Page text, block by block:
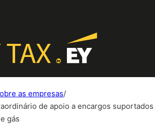
as empresas/
de apoio a encargos suportados
gás